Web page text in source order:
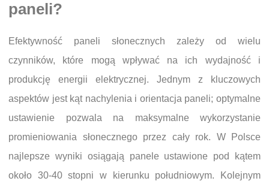
paneli?
Efektywność paneli słonecznych zależy od wielu
czynników, które mogą wpływać na ich wydajność i
produkcję energii elektrycznej. Jednym z kluczowych
aspektów jest kąt nachylenia i orientacja paneli; optymalne
ustawienie pozwala na maksymalne wykorzystanie
promieniowania słonecznego przez cały rok. W Polsce
najlepsze wyniki osiągają panele ustawione pod kątem
około 30-40 stopni w kierunku południowym. Kolejnym